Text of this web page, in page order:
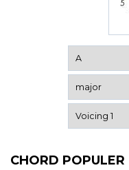
CHORD POPULER